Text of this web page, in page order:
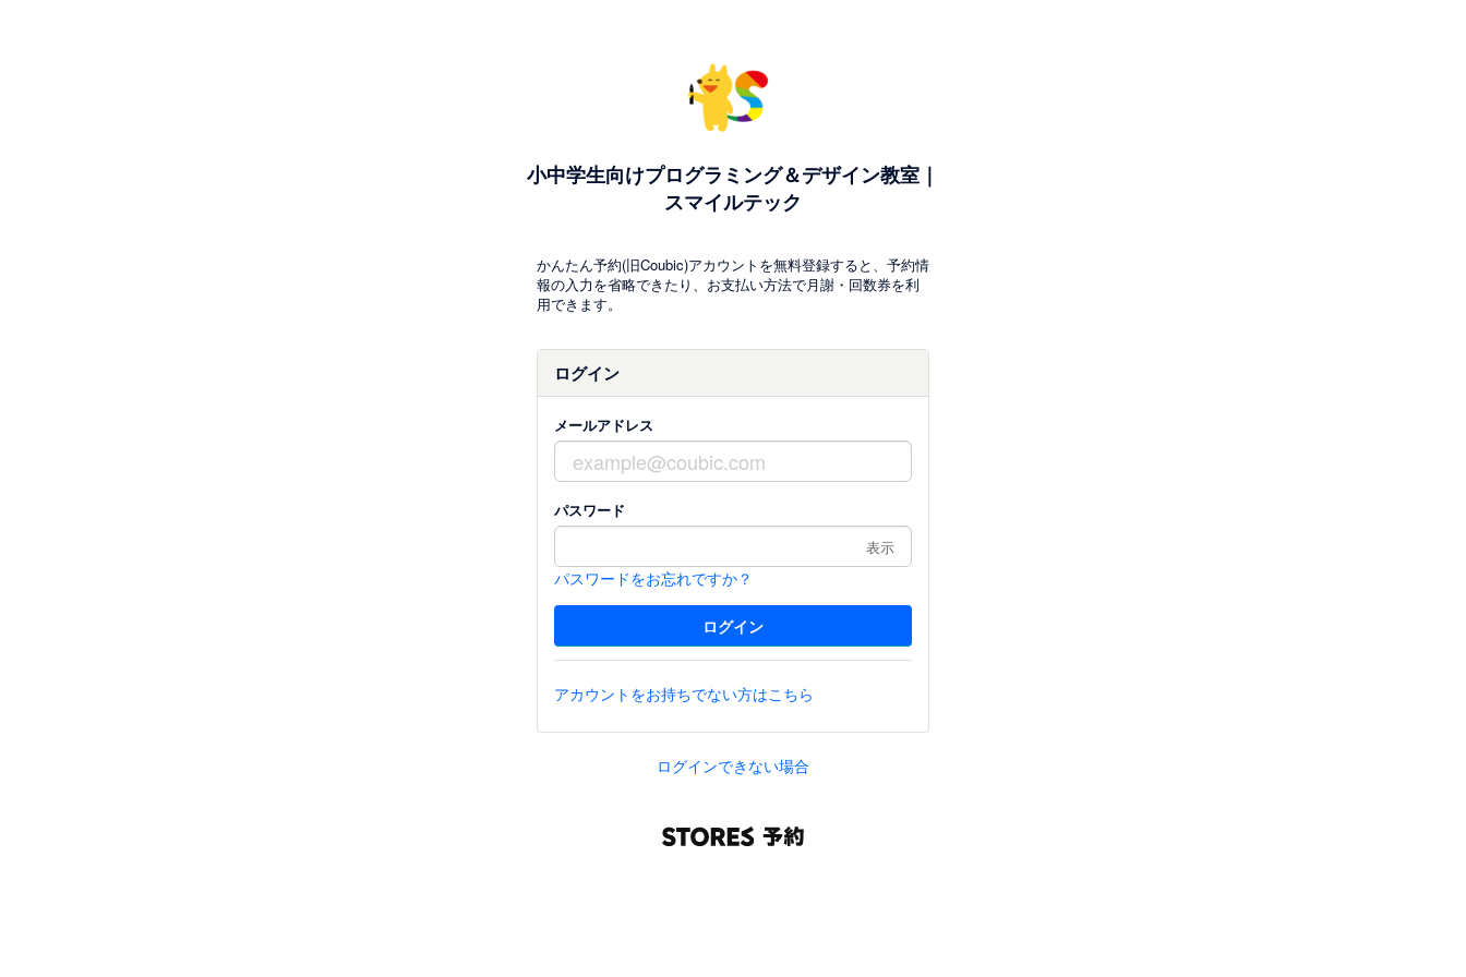
小中学生向けプログラミング＆デザイン教室｜
スマイルテック
かんたん予約(旧Coubic)アカウントを無料登録すると、予約情
報の入力を省略できたり、お支払い方法で月謝・回数券を利
用できます。
ログイン
メールアドレス
パスワード
表示
パスワードをお忘れですか？
アカウントをお持ちでない方はこちら
ログインできない場合